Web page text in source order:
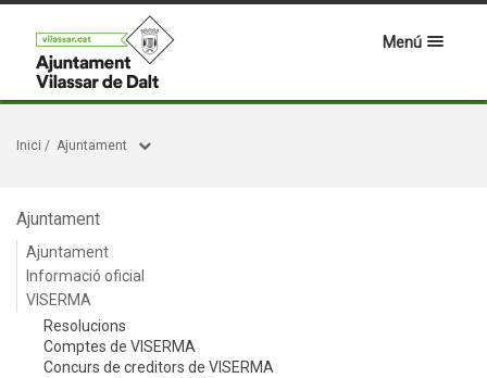
Menú
Inici / Ajuntament
Ajuntament
Ajuntament
Informació oficial
VISERMA
Resolucions
Comptes de VISERMA
Concurs de creditors de VISERMA